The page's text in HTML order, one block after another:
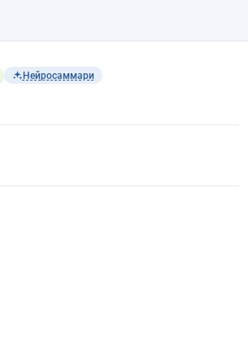
Нейросаммари